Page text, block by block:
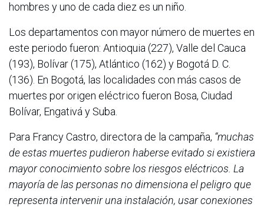
hombres y uno de cada diez es un niño.
Los departamentos con mayor número de muertes en
este periodo fueron: Antioquia (227), Valle del Cauca
(193), Bolívar (175), Atlántico (162) y Bogotá D. C.
(136). En Bogotá, las localidades con más casos de
muertes por origen eléctrico fueron Bosa, Ciudad
Bolívar, Engativá y Suba.
Para Francy Castro, directora de la campaña, “muchas
de estas muertes pudieron haberse evitado si existiera
mayor conocimiento sobre los riesgos eléctricos. La
mayoría de las personas no dimensiona el peligro que
representa intervenir una instalación, usar conexiones